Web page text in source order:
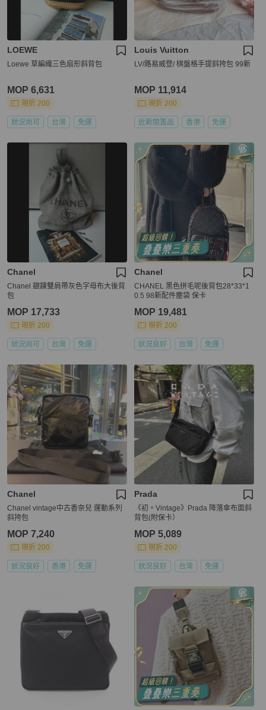
LOEWE
Loewe 草編織三色扇形斜背包
MOP 6,631
現折 200
狀況尚可 台灣 免運
Louis Vuitton
LV/路易威登/ 棋盤格手提斜挎包 99新
MOP 11,914
現折 200
近新閒置品 香港 免運
Chanel
Chanel 銀鍊雙肩帶灰色字母布大後背
包
MOP 17,733
現折 200
狀況尚可 台灣 免運
Chanel
CHANEL 黑色拼毛呢後背包28*33*1
0.5 98新配件塵袋 保卡
MOP 19,481
現折 200
狀況良好 台灣 免運
Chanel
Chanel vintage中古香奈兒 運動系列
斜挎包
MOP 7,240
現折 200
狀況良好 香港 免運
Prada
《初。Vintage》Prada 降落傘布面斜
背包(附保卡）
MOP 5,089
現折 200
狀況良好 台灣 免運